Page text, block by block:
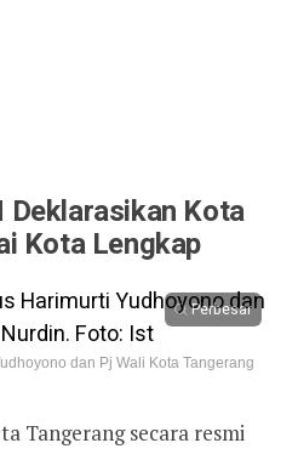
Kota
Kota Lengkap
Perbesar
dan Pj Wali Kota Tangerang
Tangerang secara resmi